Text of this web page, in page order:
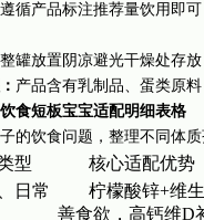
遵循产品标注推荐量饮用即
整罐放置阴凉避光干燥处存
产品含有乳制品、蛋类原
饮食短板宝宝适配明细表格
的饮食问题，整理不同体质
型 核心适配优势
日常
柠檬酸锌+维
善食欲，高钙维D